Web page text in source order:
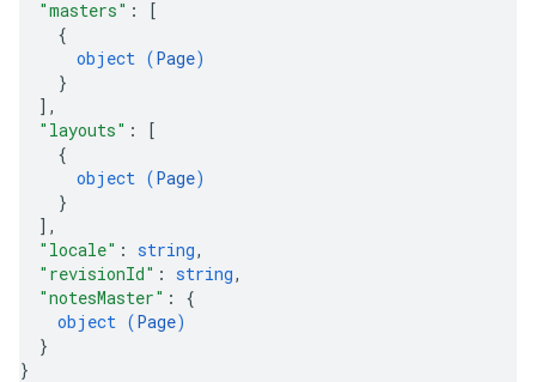
"masters" :
[
{
object (Page)
}
] ,
"layouts" :
[
{
object (Page)
}
] ,
"locale" : string,
"revisionId" : string,
"notesMaster" : {
object (Page)
}
}